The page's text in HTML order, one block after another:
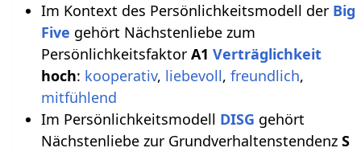
Im Kontext des Persönlichkeitsmodell der Big
Five gehört Nächstenliebe zum
Persönlichkeitsfaktor A1 Verträglichkeit
hoch: kooperativ, liebevoll, freundlich,
mitfühlend
Im Persönlichkeitsmodell DISG gehört
Nächstenliebe zur Grundverhaltenstendenz S